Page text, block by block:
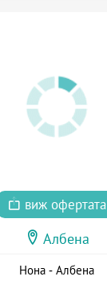
виж офертата
Албена
Нона - Албена